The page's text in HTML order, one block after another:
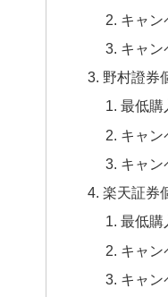
キャン
キャン
野村證券
最低購
キャン
キャン
楽天証券
最低購
キャン
キャン